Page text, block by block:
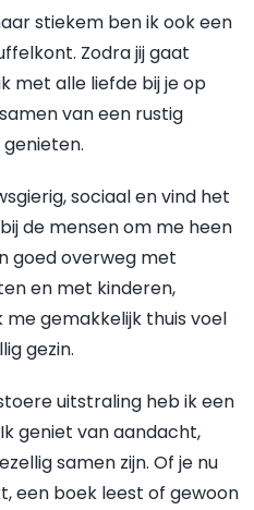
stiekem ben ik ook een
Zodra jij gaat
met alle liefde bij je op
van een rustig
sociaal en vind het
de mensen om me heen
goed overweg met
en met kinderen,
me gemakkelijk thuis voel
gezin.
uitstraling heb ik een
geniet van aandacht,
samen zijn. Of je nu
een boek leest of gewoon